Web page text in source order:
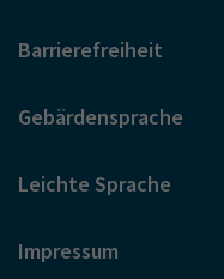
Barrierefreiheit
Gebärdensprache
Leichte Sprache
Impressum